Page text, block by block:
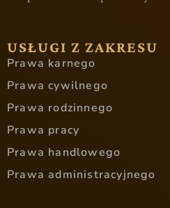
USŁUGI Z ZAKRESU
Prawa karnego
Prawa cywilnego
Prawa rodzinnego
Prawa pracy
Prawa handlowego
Prawa administracyjnego